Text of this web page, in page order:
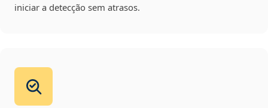
iniciar a detecção sem atrasos.